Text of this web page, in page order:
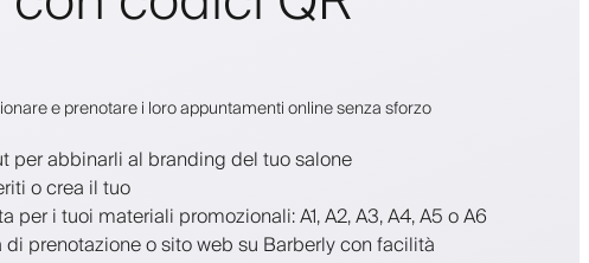
e prenotare i loro appuntamenti online senza sforzo
per abbinarli al branding del tuo salone
o crea il tuo
i tuoi materiali promozionali: A1, A2, A3, A4, A5 o A6
prenotazione o sito web su Barberly con facilità